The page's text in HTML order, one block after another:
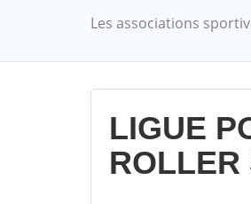
Les associations
LIGUE
ROLLER